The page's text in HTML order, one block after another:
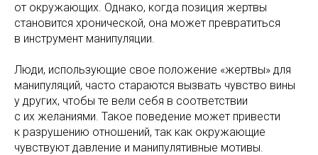
от окружающих. Однако, когда позиция жертвы
становится хронической, она может превратиться
в инструмент манипуляции.
Люди, использующие свое положение «жертвы» для
манипуляций, часто стараются вызвать чувство вины
у других, чтобы те вели себя в соответствии
с их желаниями. Такое поведение может привести
к разрушению отношений, так как окружающие
чувствуют давление и манипулятивные мотивы.